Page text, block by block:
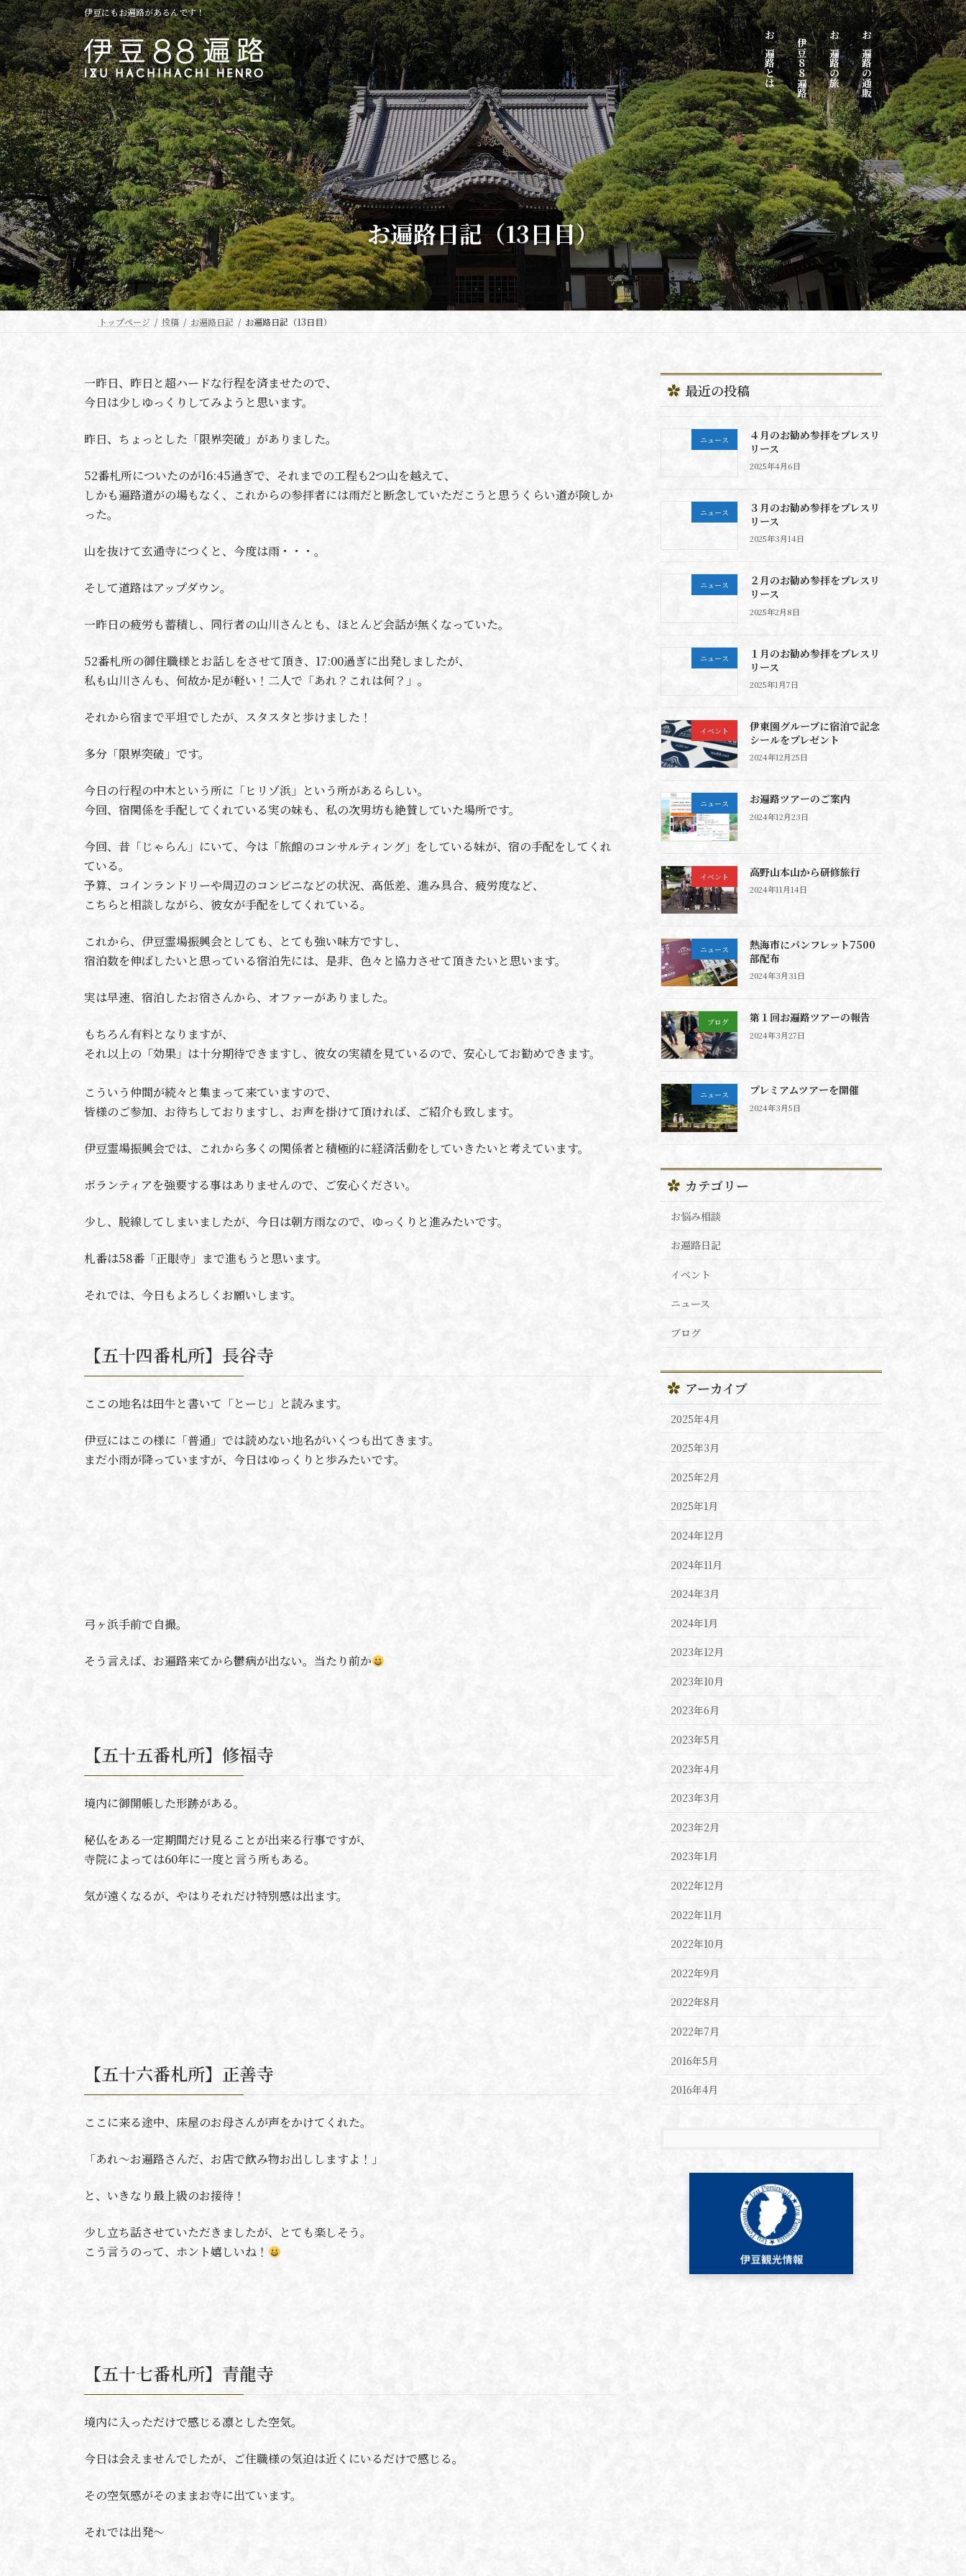
コ
ン
テ
ン
ツ
へ
ス
キ
ッ
プ
ナ
ビ
ゲ
ー
シ
ョ
ン
に
移
動
伊豆にもお遍路があるんです！
お遍路とは 伊豆８８遍路 お遍路の旅 お遍路の通販
お遍路日記（13日目）
トップページ 投稿 お遍路日記 お遍路日記（13日目）
一昨日、昨日と超ハードな行程を済ませたので、
今日は少しゆっくりしてみようと思います。
昨日、ちょっとした「限界突破」がありました。
52番札所についたのが16:45過ぎで、それまでの工程も2つ山を越えて、
しかも遍路道がの場もなく、これからの参拝者には雨だと断念していただこうと思うくらい道が険しか
った。
山を抜けて玄通寺につくと、今度は雨・・・。
そして道路はアップダウン。
一昨日の疲労も蓄積し、同行者の山川さんとも、ほとんど会話が無くなっていた。
52番札所の御住職様とお話しをさせて頂き、17:00過ぎに出発しましたが、
私も山川さんも、何故か足が軽い！二人で「あれ？これは何？」。
それから宿まで平坦でしたが、スタスタと歩けました！
多分「限界突破」です。
今日の行程の中木という所に「ヒリゾ浜」という所があるらしい。
今回、宿関係を手配してくれている実の妹も、私の次男坊も絶賛していた場所です。
今回、昔「じゃらん」にいて、今は「旅館のコンサルティング」をしている妹が、宿の手配をしてくれ
ている。
予算、コインランドリーや周辺のコンビニなどの状況、高低差、進み具合、疲労度など、
こちらと相談しながら、彼女が手配をしてくれている。
これから、伊豆霊場振興会としても、とても強い味方ですし、
宿泊数を伸ばしたいと思っている宿泊先には、是非、色々と協力させて頂きたいと思います。
実は早速、宿泊したお宿さんから、オファーがありました。
もちろん有料となりますが、
それ以上の「効果」は十分期待できますし、彼女の実績を見ているので、安心してお勧めできます。
こういう仲間が続々と集まって来ていますので、
皆様のご参加、お待ちしておりますし、お声を掛けて頂ければ、ご紹介も致します。
伊豆霊場振興会では、これから多くの関係者と積極的に経済活動をしていきたいと考えています。
ボランティアを強要する事はありませんので、ご安心ください。
少し、脱線してしまいましたが、今日は朝方雨なので、ゆっくりと進みたいです。
札番は58番「正眼寺」まで進もうと思います。
それでは、今日もよろしくお願いします。
【五十四番札所】長谷寺
ここの地名は田牛と書いて「とーじ」と読みます。
伊豆にはこの様に「普通」では読めない地名がいくつも出てきます。
まだ小雨が降っていますが、今日はゆっくりと歩みたいです。
弓ヶ浜手前で自撮。
そう言えば、お遍路来てから鬱病が出ない。当たり前か
【五十五番札所】修福寺
境内に御開帳した形跡がある。
秘仏をある一定期間だけ見ることが出来る行事ですが、
寺院によっては60年に一度と言う所もある。
気が遠くなるが、やはりそれだけ特別感は出ます。
【五十六番札所】正善寺
ここに来る途中、床屋のお母さんが声をかけてくれた。
「あれ〜お遍路さんだ、お店で飲み物お出ししますよ！」
と、いきなり最上級のお接待！
少し立ち話させていただきましたが、とても楽しそう。
こう言うのって、ホント嬉しいね！
【五十七番札所】青龍寺
境内に入っただけで感じる凛とした空気。
今日は会えませんでしたが、ご住職様の気迫は近くにいるだけで感じる。
その空気感がそのままお寺に出ています。
それでは出発〜
最近の投稿
ニュース
４月のお勧め参拝をプレスリ
リース
2025年4月6日
ニュース
３月のお勧め参拝をプレスリ
リース
2025年3月14日
ニュース
２月のお勧め参拝をプレスリ
リース
2025年2月8日
ニュース
１月のお勧め参拝をプレスリ
リース
2025年1月7日
イベント
伊東園グループに宿泊で記念
シールをプレゼント
2024年12月25日
ニュース お遍路ツアーのご案内
2024年12月23日
イベント 高野山本山から研修旅行
2024年11月14日
ニュース
熱海市にパンフレット7500
部配布
2024年3月31日
ブログ 第１回お遍路ツアーの報告
2024年3月27日
ニュース プレミアムツアーを開催
2024年3月5日
カテゴリー
お悩み相談
お遍路日記
イベント
ニュース
ブログ
アーカイブ
2025年4月
2025年3月
2025年2月
2025年1月
2024年12月
2024年11月
2024年3月
2024年1月
2023年12月
2023年10月
2023年6月
2023年5月
2023年4月
2023年3月
2023年2月
2023年1月
2022年12月
2022年11月
2022年10月
2022年9月
2022年8月
2022年7月
2016年5月
2016年4月